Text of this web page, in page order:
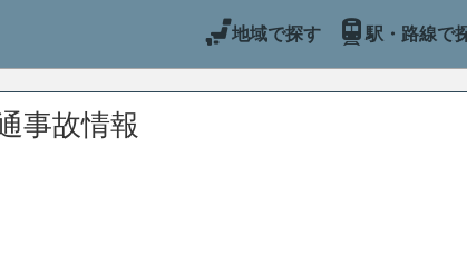
地域で探す 駅・路線で
事故情報